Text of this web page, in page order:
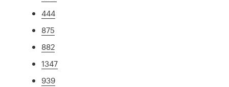
444
875
882
1347
939